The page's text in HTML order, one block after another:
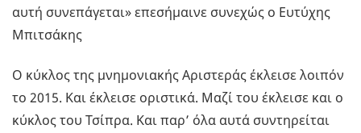
αυτή συνεπάγεται» επεσήμαινε συνεχώς ο Ευτύχης
Μπιτσάκης
Ο κύκλος της μνημονιακής Αριστεράς έκλεισε λοιπόν
το 2015. Και έκλεισε οριστικά. Μαζί του έκλεισε και ο
κύκλος του Τσίπρα. Και παρ’ όλα αυτά συντηρείται